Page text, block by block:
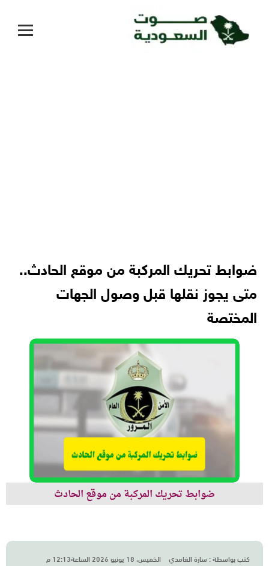
ضوابط تحريك المركبة من موقع الحادث..
متى يجوز نقلها قبل وصول الجهات
المختصة
ضوابط تحريك المركبة من موقع الحادث
كتب بواسطة : سارة الغامدي
الخميس، 18 يونيو 2026 الساعة12:13 م